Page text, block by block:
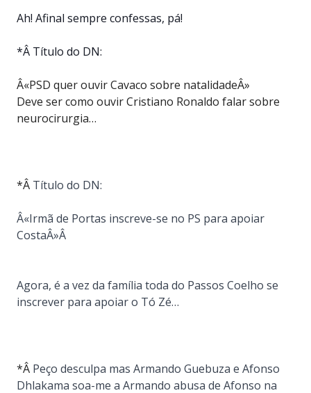
Ah! Afinal sempre confessas, pá!
*Â Título do DN:
Â«PSD quer ouvir Cavaco sobre natalidadeÂ»
Deve ser como ouvir Cristiano Ronaldo falar sobre
neurocirurgia…
*Â Título do DN:
Â«Irmã de Portas inscreve-se no PS para apoiar
CostaÂ»Â
Agora, é a vez da família toda do Passos Coelho se
inscrever para apoiar o Tó Zé…
*Â Peço desculpa mas Armando Guebuza e Afonso
Dhlakama soa-me a Armando abusa de Afonso na